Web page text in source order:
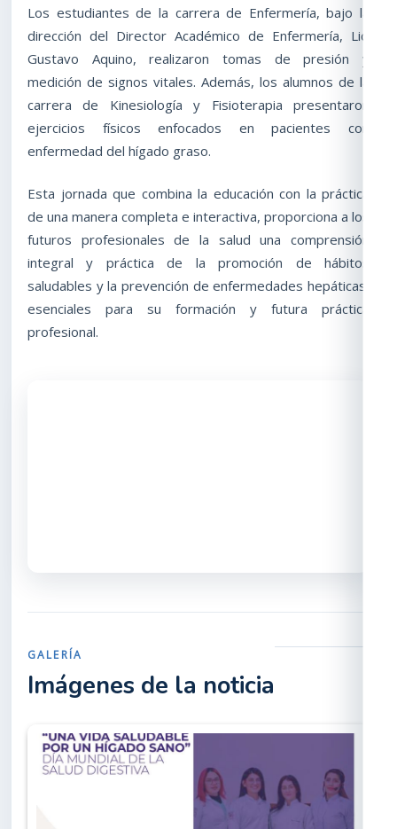
Los estudiantes de la carrera de Enfermería, bajo la
dirección del Director Académico de Enfermería, Lic.
Gustavo Aquino, realizaron tomas de presión y
medición de signos vitales. Además, los alumnos de la
carrera de Kinesiología y Fisioterapia presentaron
ejercicios físicos enfocados en pacientes con
enfermedad del hígado graso.
Esta jornada que combina la educación con la práctica
de una manera completa e interactiva, proporciona a los
futuros profesionales de la salud una comprensión
integral y práctica de la promoción de hábitos
saludables y la prevención de enfermedades hepáticas,
esenciales para su formación y futura práctica
profesional.
GALERÍA
Imágenes de la noticia